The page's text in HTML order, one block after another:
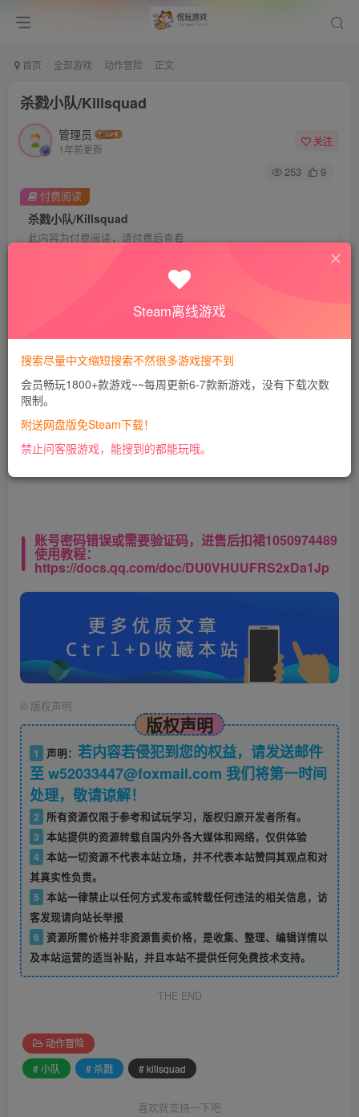
首页 全部游戏 动作冒险 正文
杀戮小队/Killsquad
管理员
1年前更新
关注
253 9
杀戮小队/Killsquad
此内容为付费阅读，请付费后查看
开通会员
付费阅读
此处内容已隐藏，VIP会员可见
请登录后查看特权
账号密码错误或需要验证码，进售后扣裙1050974489
使用教程：
https://docs.qq.com/doc/DU0VHUUFRS2xDa1Jp
© 版权声明
版权声明
1 声明： 若内容若侵犯到您的权益，请发送邮件
至 w52033447@foxmail.com 我们将第一时间
处理，敬请谅解！
2
所有资源仅限于参考和试玩学习，版权归原开发者所有。
3 本站提供的资源转载自国内外各大媒体和网络，仅供体验
4 本站一切资源不代表本站立场，并不代表本站赞同其观点和对
其真实性负责。
5 本站一律禁止以任何方式发布或转载任何违法的相关信息，访
客发现请向站长举报
6
资源所需价格并非资源售卖价格，是收集、整理、编辑详情以
及本站运营的适当补贴，并且本站不提供任何免费技术支持。
THE END
动作冒险
# 小队
# 杀戮 # killsquad
喜欢就支持一下吧
Steam离线游戏
搜索尽量中文缩短搜索不然很多游戏搜不到
会员畅玩1800+款游戏~~每周更新6-7款新游戏，没有下载次数
限制。
附送网盘版免Steam下载！
禁止问客服游戏，能搜到的都能玩哦。